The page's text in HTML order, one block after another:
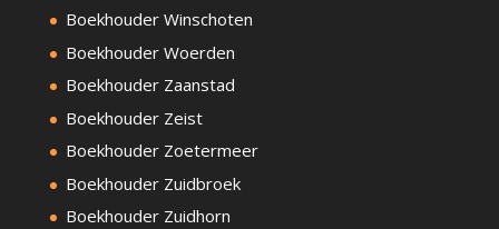
Boekhouder Winschoten
Boekhouder Woerden
Boekhouder Zaanstad
Boekhouder Zeist
Boekhouder Zoetermeer
Boekhouder Zuidbroek
Boekhouder Zuidhorn